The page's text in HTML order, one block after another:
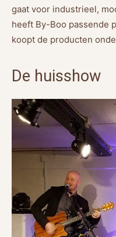
gaat voor industrieel,
heeft By-Boo passende
koopt de producten
De huisshow